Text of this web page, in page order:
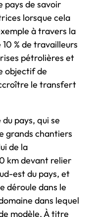
pays de savoir
lorsque cela
à travers la
% de travailleurs
pétrolières et
objectif de
le transfert
pays, qui se
grands chantiers
de la
km devant relier
est du pays, et
déroule dans le
dans lequel
modèle. À titre